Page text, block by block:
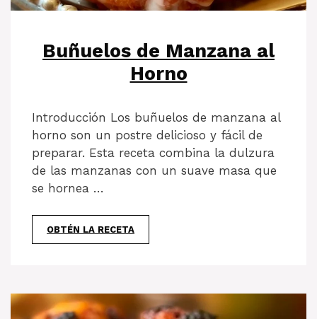
Buñuelos de Manzana al
Horno
Introducción Los buñuelos de manzana al
horno son un postre delicioso y fácil de
preparar. Esta receta combina la dulzura
de las manzanas con un suave masa que
se hornea …
OBTÉN LA RECETA